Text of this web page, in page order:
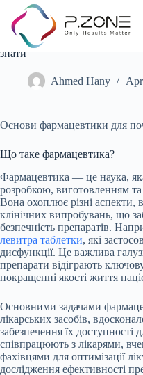
Основи фармацевтики для
знати
Ahmed Hany
Основи фармацевтики для
Що таке фармацевтика?
Фармацевтика — це наука,
розробкою, виготовленням та
Вона охоплює різні аспекти,
клінічних випробувань, що
безпечність препаратів.
левитра таблетки, які
дисфункції. Це важлива
препарати відіграють
покращенні якості життя
Основними задачами
лікарських засобів,
забезпечення їх доступності
співпрацюють з лікарями,
фахівцями для оптимізації
дослідження ефективності